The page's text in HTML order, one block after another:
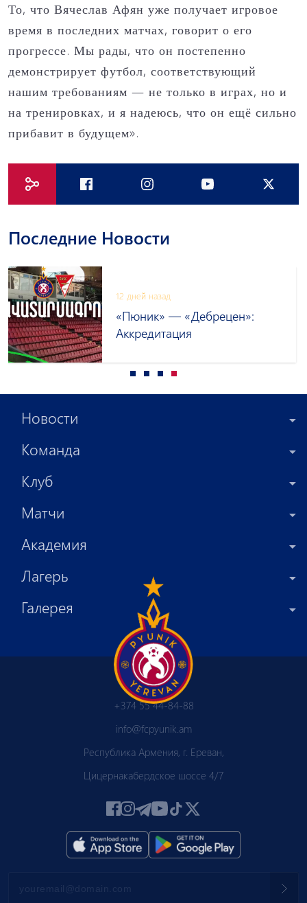
То, что Вячеслав Афян уже получает игровое
время в последних матчах, говорит о его
прогрессе. Мы рады, что он постепенно
демонстрирует футбол, соответствующий
нашим требованиям — не только в играх, но и
на тренировках, и я надеюсь, что он ещё сильно
прибавит в будущем».
Последние Новости
12 дней назад
«Пюник» — «Дебрецен»:
Аккредитация
Новости
Команда
Клуб
Матчи
Академия
Лагерь
Галерея
+374 55 44-84-88
info@fcpyunik.am
Республика Армения, г. Ереван,
Цицернакабердское шоссе 4/7